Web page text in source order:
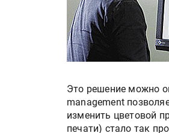
Это решение можно
management
изменить цветовой
печати) стало так